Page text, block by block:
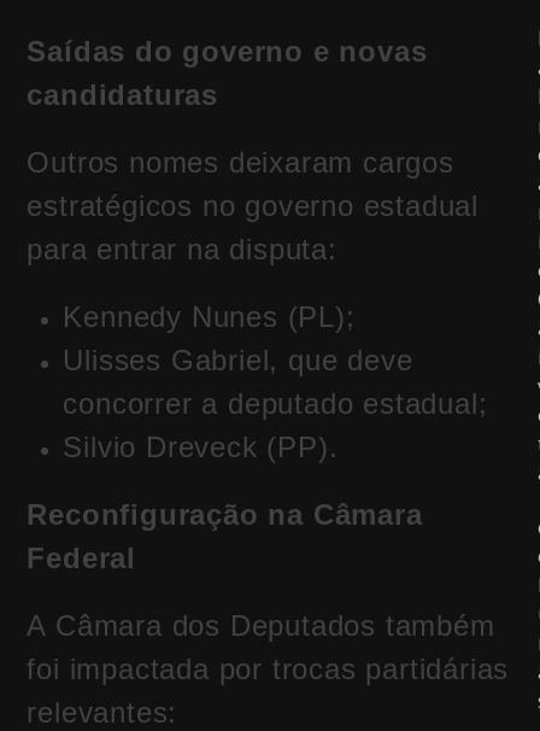
Saídas do governo e novas
candidaturas
Outros nomes deixaram cargos
estratégicos no governo estadual
para entrar na disputa:
Kennedy Nunes (PL);
Ulisses Gabriel, que deve
concorrer a deputado estadual;
Silvio Dreveck (PP).
Reconfiguração na Câmara
Federal
A Câmara dos Deputados também
foi impactada por trocas partidárias
relevantes: